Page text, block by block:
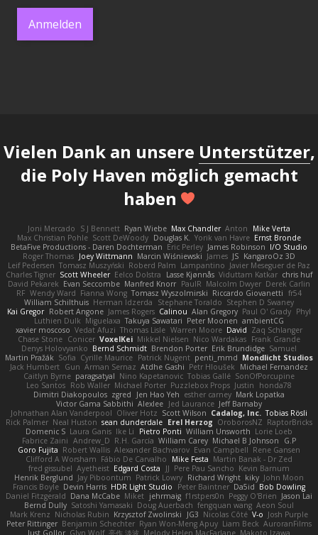
Anmelden
Vielen Dank an unsere Unterstützer,
die Poly Haven möglich gemacht
haben
Joni Mercado S J Bennett Ryan Wiebe Max Chandler Anton
Mike Verta
Max Christian Pohle Scott DeWoody Douglas K. Yorik van Havre Ernst Bronde
BetaFive Productions - Daren Dochterman Eric Perley James Robinson I/O Studio
Roger Thomas Joey Wittmann Marcin Wiśniewski James JS KangaroOz 3D
Leif Pedersen Tomasz Muszyński Roberd Palm Lampantino Javier Meseguer de Paz
Charles Tigner Scott Wheeler Eelco Dolstra Lasse Kjønnås Viduttam Katkar chris huf
David Pekarek Evan Seccombe Manfred Knorr PaulR Malcolm Dwyer Derek Carlin
RF Wendy Ward Fianna Wong Tomasz Wyszolmirski Riccardo Giovanetti fr54
William Schilthuis Herman Idzerda Stephane Toraldo Stephen D Swaney
Kai Gregor Robert Angone James Rogers Calinou Alan Gregory Paul O' Grady Phyl
Luthien Dulk Miguelaxa Takuya Sawatari Peter Moonen ambientCG
xavier moscoso Vedat Afuzi Thomas Lisle Warren Moore David Zaq Schlanger
Chase Stone Conicer VoxelKei Mikkel Nielsen Nico Wardakas Frank Grande
Denys Holovyanko Bernd Schmidt Brendon Porter Erik Brundidge Samuel
Martin Pražák Sofia Cyrille Maurice Patrick Nugent penti_mmd Mondlicht Studios
Jack Humbert Gun Arman Sernaz Atdhe Gashi Petr Hloušek
Michael Fernandez
Caitlyn Byrne paragsatyal Nino Kapetanovic Tobias Gallé SonOfPorcupine
Leo Santos Rob Waller Michael Porter Puzzlebox Props Justin
honda78
Dimitri Diakopoulos zgred Jen Hao Yeh esther carney Mark Lopatka
Victor Gama Sabbithi Alexlee Jed Laurance Jeff Barnaby
Johnathan Alan Vanderpool Oliver Hotz Scott Wilson Cadalog, Inc. Tobias Rösli
Rick Palmer Neal Huston sean dunderdale Erel Herzog OroborosNZ RaptorBricks
Domenic S Laura Ganis Ike Li Pietro Ponti William Unsworth Lorie Loeb
Fabrice Zaini Andrew_D R.H. García William Carey Michael B Johnson
G.P
Goro Fujita Robert Wallis Alexander Bachvarov Evan Campbell Rene Gansen
Clifford A Worsham Fábio De Carvalho Mike Festa Martin Banak - Dr Zed
fred gissubel Ayetheist Edgard Costa JJ Pere Pau Sancho Kevin Barnum
Henrik Berglund Jay Piboontum Patrick Lowry Richard Wright kiky John Moon
Francis Boyle Devin Harris HDR Light Studio Peter Baintner Da5id Bob Dowling
Daniel Fitzgerald Dana McCabe Miket jehrmaig f1rstpers0n Peggy O'Brien Jason Lai
Bernd Dully Satoshi Yamasaki Doug Auerbach fengquan wang Aeon Soul
Mark Krenz Nicholas Rubin Krzysztof Zwolinski JG3 Nicolas Côté V-o Josh Purple
Peter Rittinger Benjamin Schechter Ryan Won-Meng Apuy Liam Beck AuroranFilms
Just Gollor Glyn Wolf 亮作 淡波 Melody Helen MacFarlane Makoto Izawa